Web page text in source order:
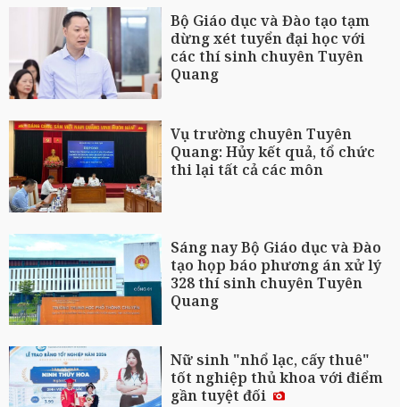
Bộ Giáo dục và Đào tạo tạm
dừng xét tuyển đại học với
các thí sinh chuyên Tuyên
Quang
Vụ trường chuyên Tuyên
Quang: Hủy kết quả, tổ chức
thi lại tất cả các môn
Sáng nay Bộ Giáo dục và Đào
tạo họp báo phương án xử lý
328 thí sinh chuyên Tuyên
Quang
Nữ sinh "nhổ lạc, cấy thuê"
tốt nghiệp thủ khoa với điểm
gần tuyệt đối